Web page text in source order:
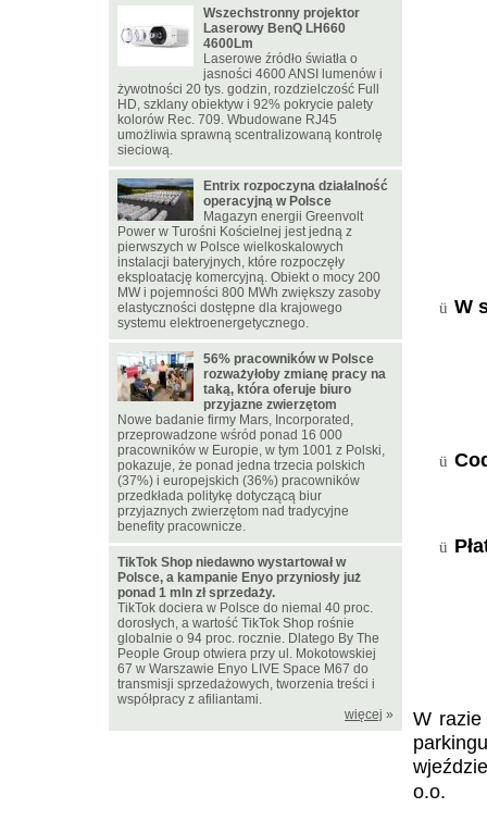
ü W
ü
ü
W razie
wjeździe
o.o.
Wszechstronny projektor
Laserowy BenQ LH660
4600Lm
Laserowe źródło światła o
jasności 4600 ANSI lumenów i
żywotności 20 tys. godzin, rozdzielczość Full
HD, szklany obiektyw i 92% pokrycie palety
kolorów Rec. 709. Wbudowane RJ45
umożliwia sprawną scentralizowaną kontrolę
sieciową.
Entrix rozpoczyna działalność
operacyjną w Polsce
Magazyn energii Greenvolt
Power w Turośni Kościelnej jest jedną z
pierwszych w Polsce wielkoskalowych
instalacji bateryjnych, które rozpoczęły
eksploatację komercyjną. Obiekt o mocy 200
MW i pojemności 800 MWh zwiększy zasoby
elastyczności dostępne dla krajowego
systemu elektroenergetycznego.
56% pracowników w Polsce
rozważyłoby zmianę pracy na
taką, która oferuje biuro
przyjazne zwierzętom
Nowe badanie firmy Mars, Incorporated,
przeprowadzone wśród ponad 16 000
pracowników w Europie, w tym 1001 z Polski,
pokazuje, że ponad jedna trzecia polskich
(37%) i europejskich (36%) pracowników
przedkłada politykę dotyczącą biur
przyjaznych zwierzętom nad tradycyjne
benefity pracownicze.
TikTok Shop niedawno wystartował w
Polsce, a kampanie Enyo przyniosły już
ponad 1 mln zł sprzedaży.
TikTok dociera w Polsce do niemal 40 proc.
dorosłych, a wartość TikTok Shop rośnie
globalnie o 94 proc. rocznie. Dlatego By The
People Group otwiera przy ul. Mokotowskiej
67 w Warszawie Enyo LIVE Space M67 do
transmisji sprzedażowych, tworzenia treści i
współpracy z afiliantami.
więcej »